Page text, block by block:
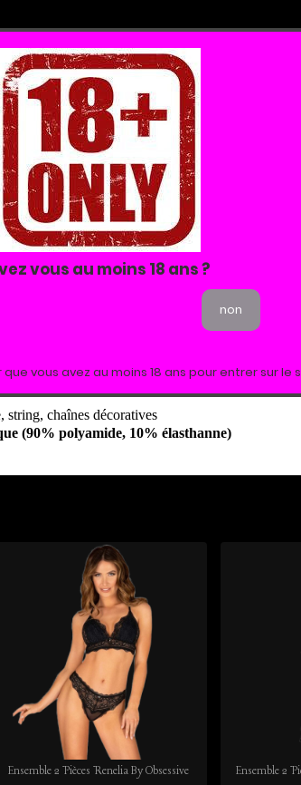
vous au moins 18 ans ?
non
vous avez au moins 18 ans pour entrer sur le
SIZE GUIDE SIZE GUIDE
et rebelle
magnifiques. Vous vous sentirez vraiment sexy et c'est
et sexy
et derrière; les courbes féminines sont
string, chaînes décoratives
(90% polyamide, 10% élasthanne)
Ensemble 2 Pièces Renelia By Obsessive Ensemble 2